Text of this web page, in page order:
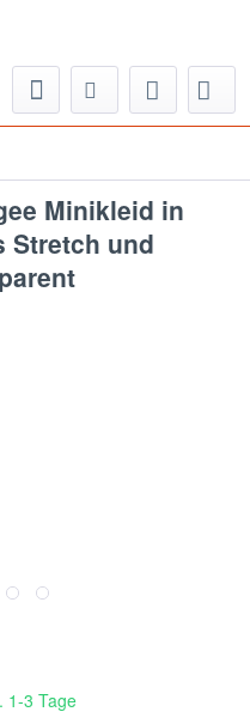
Minikleid in
Stretch und
1-3 Tage